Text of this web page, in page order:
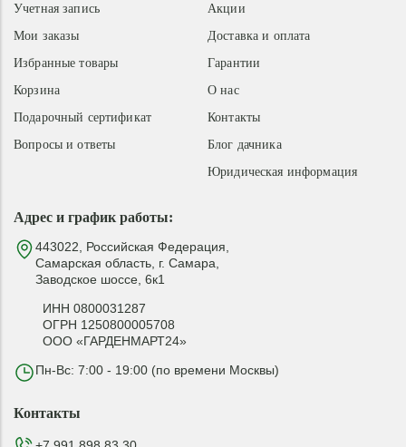
Адрес и график работы:
443022, Российская Федерация,
Самарская область, г. Самара,
Заводское шоссе, 6к1
ИНН 0800031287
ОГРН 1250800005708
ООО «ГАРДЕНМАРТ24»
Пн-Вс: 7:00 - 19:00 (по времени Москвы)
Акции
Доставка и оплата
Гарантии
О нас
Контакты
Блог дачника
Юридическая информация
Учетная запись
Мои заказы
Избранные товары
Корзина
Подарочный сертификат
Вопросы и ответы
Контакты